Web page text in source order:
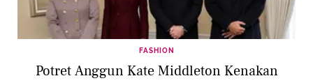
FASHION
Potret Anggun Kate Middleton Kenakan